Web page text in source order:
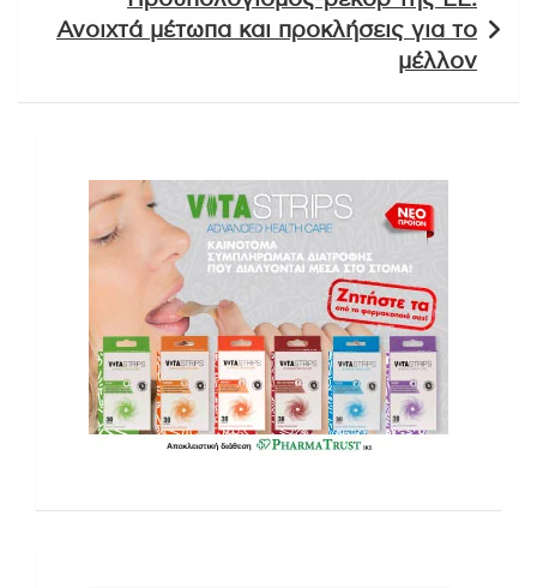
Ανοιχτά μέτωπα και προκλήσεις για το
μέλλον